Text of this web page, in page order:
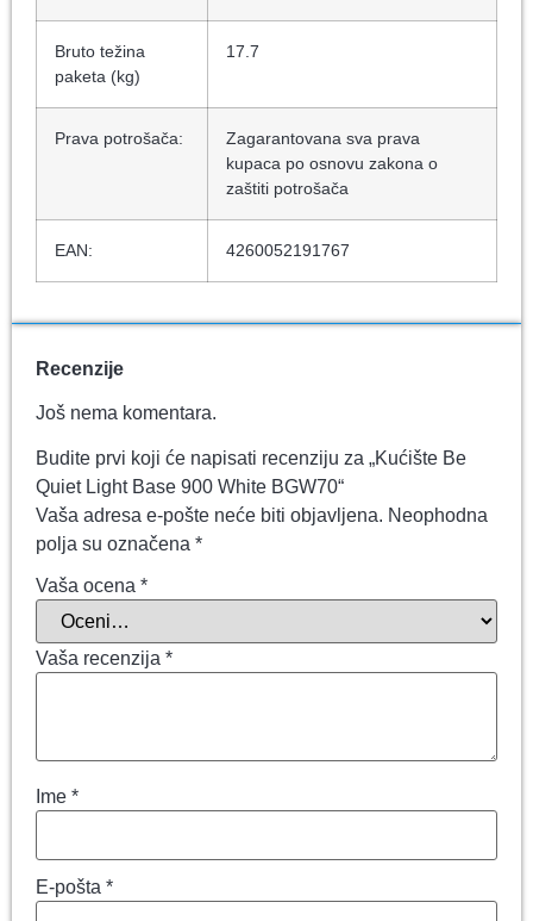
Bruto težina
paketa (kg)
17.7
Prava potrošača:
Zagarantovana sva prava
kupaca po osnovu zakona o
zaštiti potrošača
EAN: 4260052191767
Recenzije
Još nema komentara.
Budite prvi koji će napisati recenziju za „Kućište Be
Quiet Light Base 900 White BGW70“
Vaša adresa e-pošte neće biti objavljena. Neophodna
polja su označena *
Vaša ocena *
Vaša recenzija *
Ime *
E-pošta *